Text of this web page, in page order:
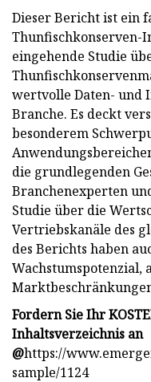
Dieser Bericht ist ein
Thunfischkonserven-
eingehende Studie
wertvolle Daten- und
Branche. Es deckt
besonderem
die grundlegenden
Branchenexperten
Studie über die
Vertriebskanäle des
des Berichts haben
Fordern Sie Ihr
Inhaltsverzeichnis an
@https://
sample/1124